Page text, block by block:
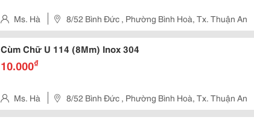
Thông Số Cụ Thể Như Sau: ...
Ms. Hà 8/52 Bình Đức , Phường Bình Hoà, Tx. Thuận An
Cùm Chữ U 114 (8Mm) Inox 304
10.000₫
Ms. Hà 8/52 Bình Đức , Phường Bình Hoà, Tx. Thuận An